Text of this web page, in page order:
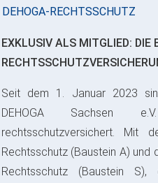
DEHOGA-RECHTSSCHUTZ
EXKLUSIV ALS MITGLIED: DIE
Seit dem 1. Januar 2023
DEHOGA Sachsen
rechtsschutzversichert. Mit
Rechtsschutz (Baustein A) und
Rechtsschutz (Baustein